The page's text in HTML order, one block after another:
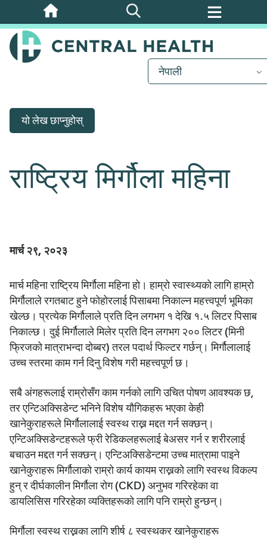
मुख्य
सामग्रीमा
जानुहोस्
नेपाली
यो लेख छाप्नुहोस्
राष्ट्रिय मिर्गौला महिना
मार्च २९, २०२३
मार्च महिना राष्ट्रिय मिर्गौला महिना हो। हाम्रो स्वास्थ्यको लागि हाम्रो
मिर्गौलाले रगतबाट हुने फोहोरलाई पिसाबमा निकाल्न महत्त्वपूर्ण भूमिका
खेल्छ। प्रत्येक मिर्गौलाले प्रति दिन लगभग १ देखि १.५ लिटर पिसाब
निकाल्छ। दुई मिर्गौलाले मिलेर प्रति दिन लगभग २०० लिटर (मिनी
फ्रिजको मात्राभन्दा दोब्बर) तरल पदार्थ फिल्टर गर्छन्। मिर्गौलालाई
उच्च स्तरमा काम गर्न दिनु विशेष गरी महत्त्वपूर्ण छ।
सबै अंगहरूलाई राम्रोसँग काम गर्नको लागि उचित पोषण आवश्यक छ,
तर एन्टिअक्सिडेन्ट भनिने विशेष यौगिकहरू भएका केही
खानेकुराहरूले मिर्गौलालाई स्वस्थ राख्न मद्दत गर्न सक्छन्।
एन्टिअक्सिडेन्टहरूले फ्री रेडिकलहरूलाई बेअसर गर्न र शरीरलाई
बचाउन मद्दत गर्न सक्छन्। एन्टिअक्सिडेन्टमा उच्च मात्रामा पाइने
खानेकुराहरू मिर्गौलाको राम्रो कार्य कायम राख्नको लागि स्वस्थ विकल्प
हुन् र दीर्घकालीन मिर्गौला रोग (CKD) अनुभव गरिरहेका वा
डायलिसिस गरिरहेका व्यक्तिहरूको लागि पनि राम्रो हुन्छन्।
मिर्गौला स्वस्थ राख्नका लागि शीर्ष ८ स्वस्थकर खानेकुराहरू